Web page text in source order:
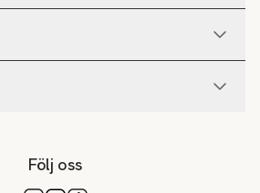
Följ oss